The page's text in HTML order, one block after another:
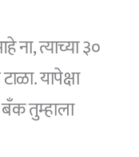
ना, त्याच्या ३०
यापेक्षा
तुम्हाला